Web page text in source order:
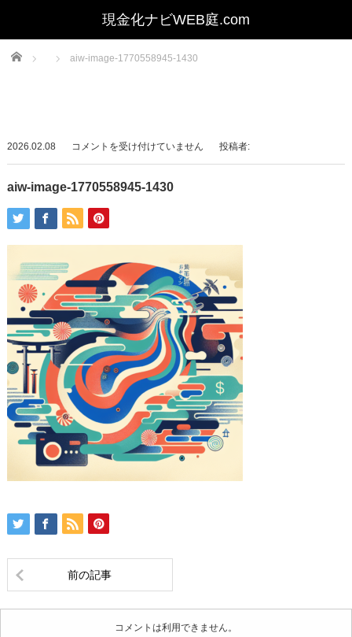
Home aiw-image-1770558945-1430
2026.02.08
aiw-
image-
1770558945-
は
コメントを受け付けていません 投稿者:
aiw-image-1770558945-1430
前の記事
コメントは利用できません。